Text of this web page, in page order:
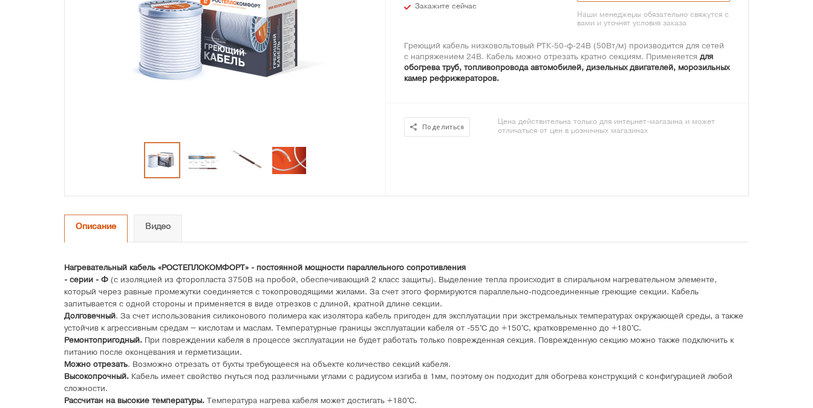
Закажите сейчас
Наши менеджеры обязательно свяжутся с
вами и уточнят условия заказа
Греющий кабель низковольтовый РТК-50-ф-24В (50Вт/м) производится для сетей
с напряжением 24В. Кабель можно отрезать кратно секциям. Применяетсядля
обогрева труб, топливопровода автомобилей, дизельных двигателей, морозильных
камер рефрижераторов.
Поделиться
Цена действительна только для интернет-магазина и может
отличаться от цен в розничных магазинах
Описание Видео
Нагревательный кабель «РОСТЕПЛОКОМФОРТ» - постоянной мощности параллельного сопротивления
- серии - Ф (с изоляцией из фторопласта 3750В на пробой, обеспечивающий 2 класс защиты). Выделение тепла происходит в спиральном нагревательном элементе,
который через равные промежутки соединяется с токопроводящими жилами. За счет этого формируются параллельно-подсоединенные греющие секции. Кабель
запитывается с одной стороны и применяется в виде отрезков с длиной, кратной длине секции.
Долговечный. За счет использования силиконового полимера как изолятора кабель пригоден для эксплуатации при экстремальных температурах окружающей среды, а также
устойчив к агрессивным средам – кислотам и маслам. Температурные границы эксплуатации кабеля от -55°C до +150°C, кратковременно до +180°C.
Ремонтопригодный. При повреждении кабеля в процессе эксплуатации не будет работать только поврежденная секция. Поврежденную секцию можно также подключить к
питанию после оконцевания и герметизации.
Можно отрезать. Возможно отрезать от бухты требующееся на объекте количество секций кабеля.
Высокопрочный. Кабель имеет свойство гнуться под различными углами с радиусом изгиба в 1мм, поэтому он подходит для обогрева конструкций с конфигурацией любой
сложности.
Рассчитан на высокие температуры. Температура нагрева кабеля может достигать +180°C.